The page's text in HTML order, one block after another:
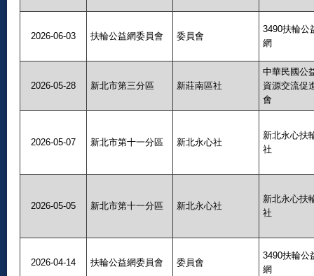
2026-06-03 扶輪公益網委員會 委員會
3490扶輪公
網
2026-05-28 新北市第三分區 新莊南區社
中華民國公
資源交流促
會
2026-05-07 新北市第十一分區 新北永心社
新北永心扶
社
2026-05-05 新北市第十一分區 新北永心社
新北永心扶
社
2026-04-14 扶輪公益網委員會 委員會
3490扶輪公
網